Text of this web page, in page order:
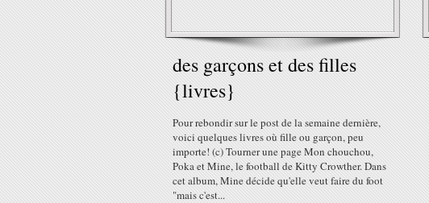
des garçons et des filles
{livres}
Pour rebondir sur le post de la semaine dernière,
voici quelques livres où fille ou garçon, peu
importe! (c) Tourner une page Mon chouchou,
Poka et Mine, le football de Kitty Crowther. Dans
cet album, Mine décide qu'elle veut faire du foot
"mais c'est...